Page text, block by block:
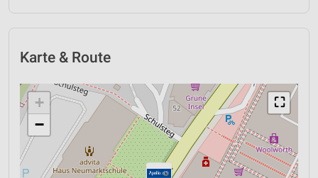
Karte & Route
⛶
+
−